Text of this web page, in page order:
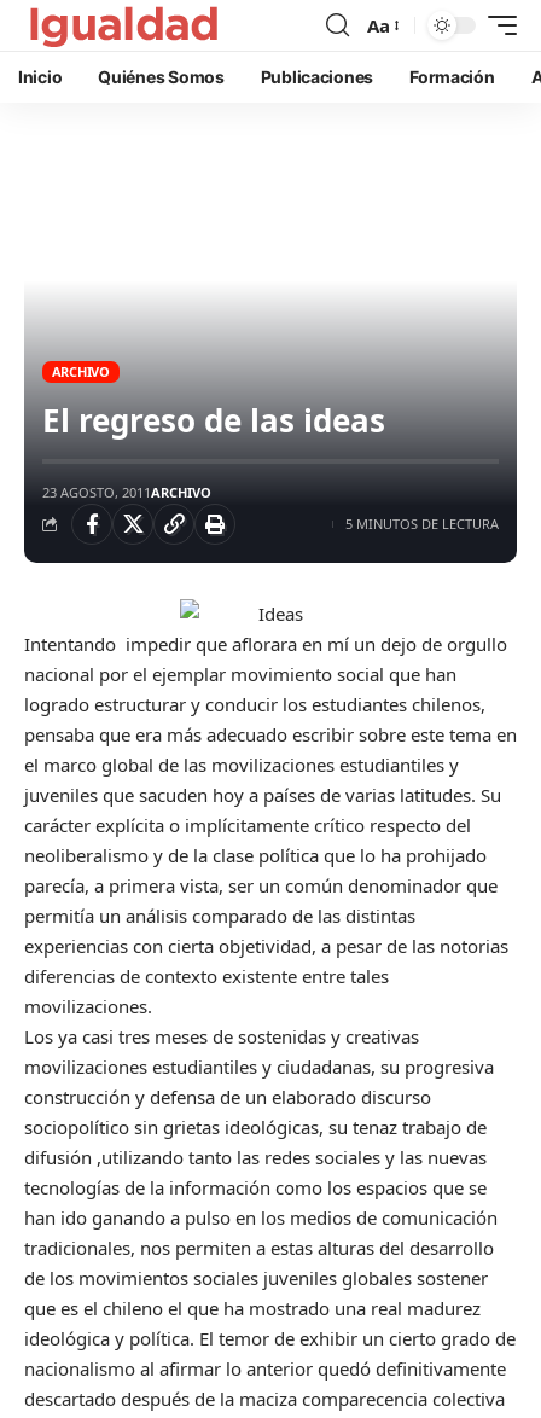
Aa
Inicio Quiénes Somos Publicaciones Formación
ARCHIVO
El regreso de las ideas
23 AGOSTO, 2011ARCHIVO
5 MINUTOS DE LECTURA
Intentando impedir que aflorara en mí un dejo de orgullo
nacional por el ejemplar movimiento social que han
logrado estructurar y conducir los estudiantes chilenos,
pensaba que era más adecuado escribir sobre este tema en
el marco global de las movilizaciones estudiantiles y
juveniles que sacuden hoy a países de varias latitudes. Su
carácter explícita o implícitamente crítico respecto del
neoliberalismo y de la clase política que lo ha prohijado
parecía, a primera vista, ser un común denominador que
permitía un análisis comparado de las distintas
experiencias con cierta objetividad, a pesar de las notorias
diferencias de contexto existente entre tales
movilizaciones.
Los ya casi tres meses de sostenidas y creativas
movilizaciones estudiantiles y ciudadanas, su progresiva
construcción y defensa de un elaborado discurso
sociopolítico sin grietas ideológicas, su tenaz trabajo de
difusión ,utilizando tanto las redes sociales y las nuevas
tecnologías de la información como los espacios que se
han ido ganando a pulso en los medios de comunicación
tradicionales, nos permiten a estas alturas del desarrollo
de los movimientos sociales juveniles globales sostener
que es el chileno el que ha mostrado una real madurez
ideológica y política. El temor de exhibir un cierto grado de
nacionalismo al afirmar lo anterior quedó definitivamente
descartado después de la maciza comparecencia colectiva